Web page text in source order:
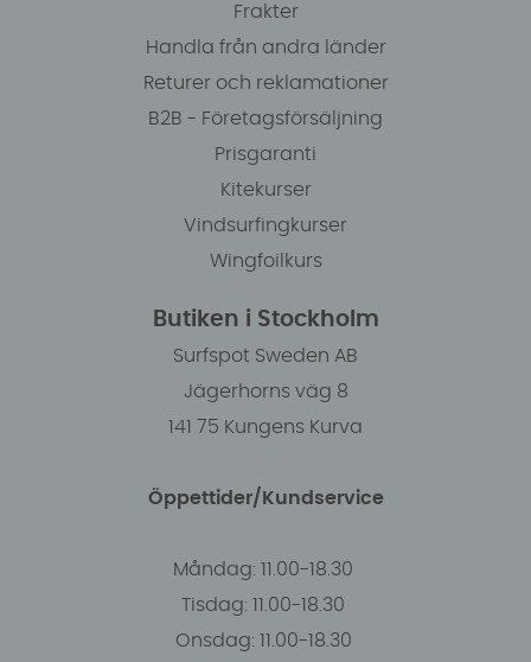
Frakter
Handla från andra länder
Returer och reklamationer
B2B - Företagsförsäljning
Prisgaranti
Kitekurser
Vindsurfingkurser
Wingfoilkurs
Butiken i Stockholm
Surfspot Sweden AB
Jägerhorns väg 8
141 75 Kungens Kurva
Öppettider/Kundservice
Måndag: 11.00-18.30
Tisdag: 11.00-18.30
Onsdag: 11.00-18.30